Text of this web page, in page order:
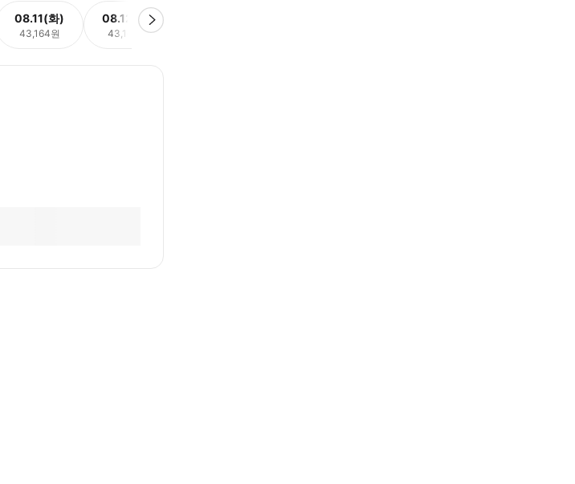
08.11(화)
43,164원
08.12(수)
43,164원